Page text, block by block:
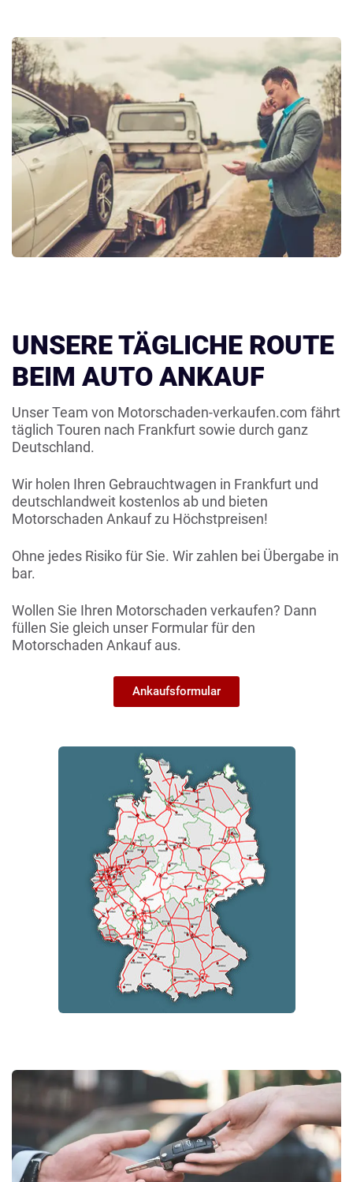
UNSERE TÄGLICHE ROUTE
BEIM AUTO ANKAUF
Unser Team von Motorschaden-verkaufen.com fährt
täglich Touren nach Frankfurt sowie durch ganz
Deutschland.
Wir holen Ihren Gebrauchtwagen in Frankfurt und
deutschlandweit kostenlos ab und bieten
Motorschaden Ankauf zu Höchstpreisen!
Ohne jedes Risiko für Sie. Wir zahlen bei Übergabe in
bar.
Wollen Sie Ihren Motorschaden verkaufen? Dann
füllen Sie gleich unser Formular für den
Motorschaden Ankauf aus.
Ankaufsformular